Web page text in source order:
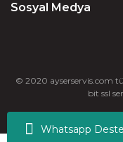
Whatsapp
Sosyal Medya
© 2020 ayserservis.com
bit ssl